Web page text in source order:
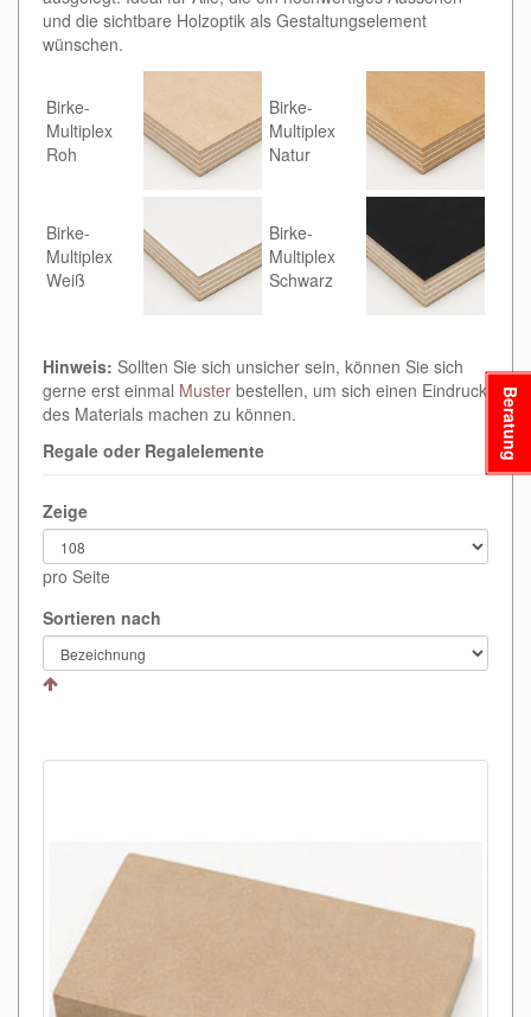
und die sichtbare Holzoptik als Gestaltungselement
wünschen.
Birke-
Multiplex
Roh
Birke-
Multiplex
Natur
Birke-
Multiplex
Weiß
Birke-
Multiplex
Schwarz
Hinweis: Sollten Sie sich unsicher sein, können Sie sich
gerne erst einmal Muster bestellen, um sich einen Eindruck
des Materials machen zu können.
Regale oder Regalelemente
Zeige
pro Seite
Sortieren nach
Beratung